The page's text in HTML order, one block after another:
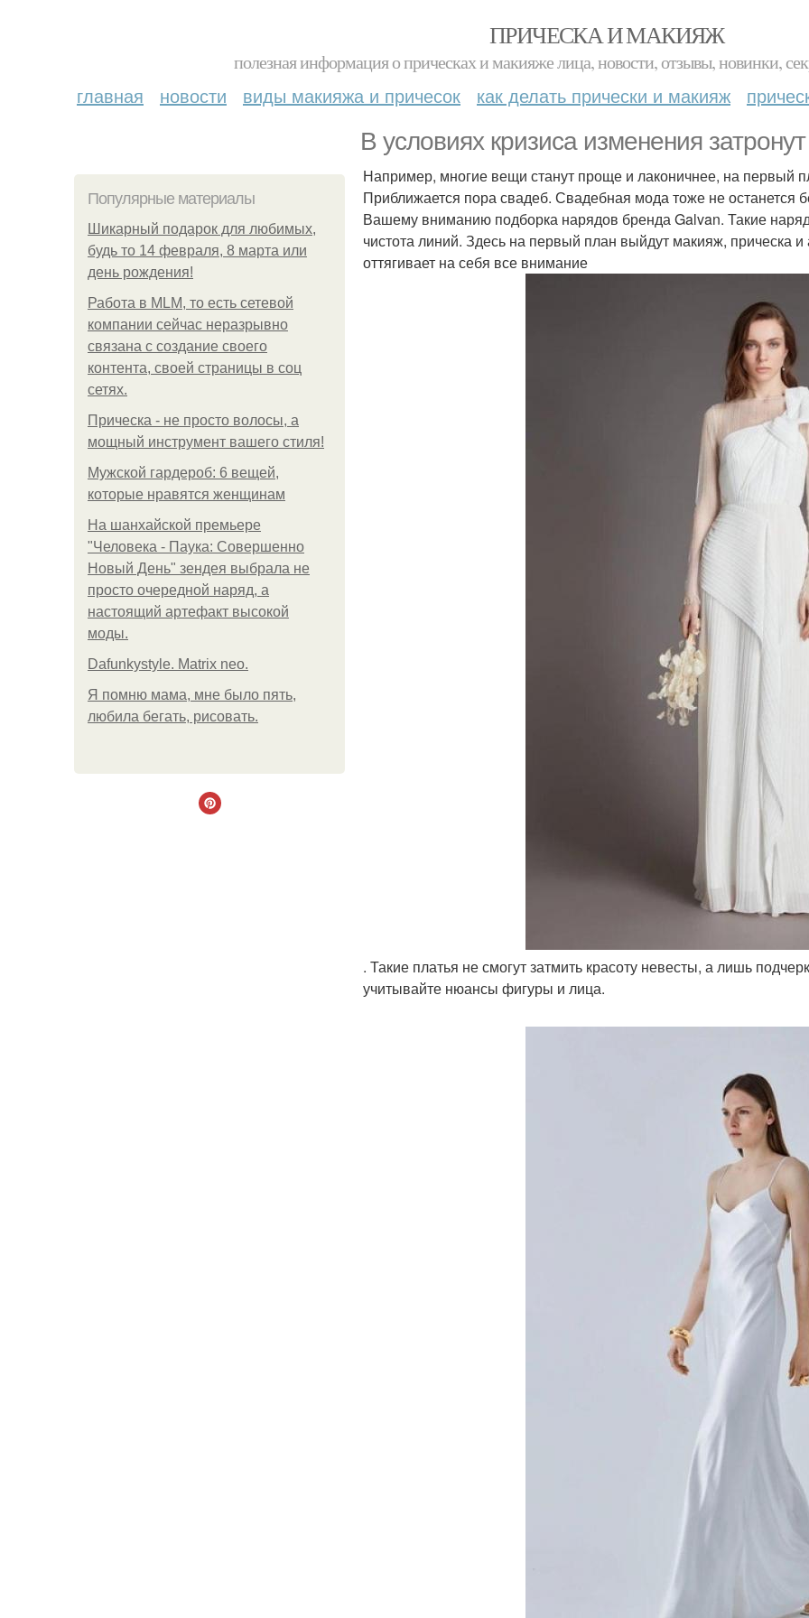
ПРИЧЕСКА И МАКИЯЖ
полезная информация о прическах и макияже лица, новости, отзывы, новинки,
главная новости виды макияжа и причесок как делать прически и макияж
В условиях кризиса изменения
Популярные материалы
Шикарный подарок для любимых,
будь то 14 февраля, 8 марта или
день рождения!
Работа в MLM, то есть сетевой
компании сейчас неразрывно
связана с создание своего
контента, своей страницы в соц
сетях.
Прическа - не просто волосы, а
мощный инструмент вашего стиля!
Мужской гардероб: 6 вещей,
которые нравятся женщинам
На шанхайской премьере
"Человека - Паука: Совершенно
Новый День" зендея выбрала не
просто очередной наряд, а
настоящий артефакт высокой
моды.
Dafunkystyle. Matrix neo.
Я помню мама, мне было пять,
любила бегать, рисовать.
Например, многие вещи станут проще и лаконичнее, на первый
Приближается пора свадеб. Свадебная мода тоже не останется
Вашему вниманию подборка нарядов бренда Galvan. Такие
чистота линий. Здесь на первый план выйдут макияж, прическа
оттягивает на себя все внимание
. Такие платья не смогут затмить красоту невесты, а лишь
учитывайте нюансы фигуры и лица.